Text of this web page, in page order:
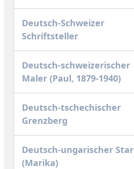
Deutsch-Schweizer
Schriftsteller
Deutsch-schweizerischer
Maler (Paul, 1879-1940)
Deutsch-tschechischer
Grenzberg
Deutsch-ungarischer Star
(Marika)